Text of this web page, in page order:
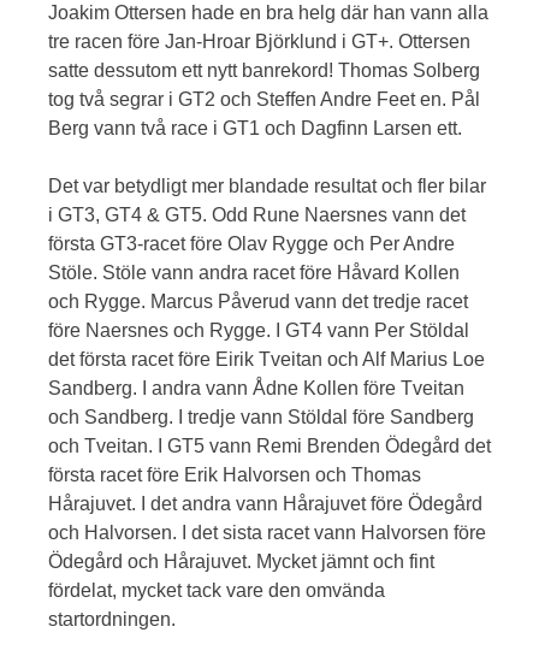
Joakim Ottersen hade en bra helg där han vann alla
tre racen före Jan-Hroar Björklund i GT+. Ottersen
satte dessutom ett nytt banrekord! Thomas Solberg
tog två segrar i GT2 och Steffen Andre Feet en. Pål
Berg vann två race i GT1 och Dagfinn Larsen ett.
Det var betydligt mer blandade resultat och fler bilar
i GT3, GT4 & GT5. Odd Rune Naersnes vann det
första GT3-racet före Olav Rygge och Per Andre
Stöle. Stöle vann andra racet före Håvard Kollen
och Rygge. Marcus Påverud vann det tredje racet
före Naersnes och Rygge. I GT4 vann Per Stöldal
det första racet före Eirik Tveitan och Alf Marius Loe
Sandberg. I andra vann Ådne Kollen före Tveitan
och Sandberg. I tredje vann Stöldal före Sandberg
och Tveitan. I GT5 vann Remi Brenden Ödegård det
första racet före Erik Halvorsen och Thomas
Hårajuvet. I det andra vann Hårajuvet före Ödegård
och Halvorsen. I det sista racet vann Halvorsen före
Ödegård och Hårajuvet. Mycket jämnt och fint
fördelat, mycket tack vare den omvända
startordningen.